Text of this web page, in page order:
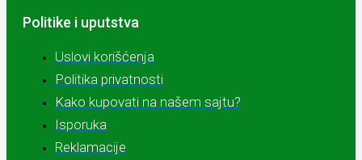
Politike i uputstva
Uslovi korišćenja
Politika privatnosti
Kako kupovati na našem sajtu?
Isporuka
Reklamacije